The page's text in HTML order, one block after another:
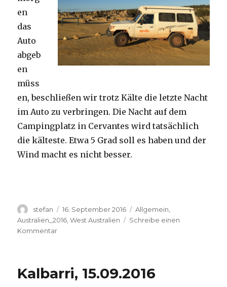
en
das
Auto
abgeb
en
müss
en, beschließen wir trotz Kälte die letzte Nacht
im Auto zu verbringen. Die Nacht auf dem
Campingplatz in Cervantes wird tatsächlich
die kälteste. Etwa 5 Grad soll es haben und der
Wind macht es nicht besser.
Autor
stefan
Veröffentlicht
am
16. September 2016 Kategorien
Allgemein
Australien_2016 ,West Australien
Schreibe einen
Kommentarzu
Kalbarri, 15.09.2016